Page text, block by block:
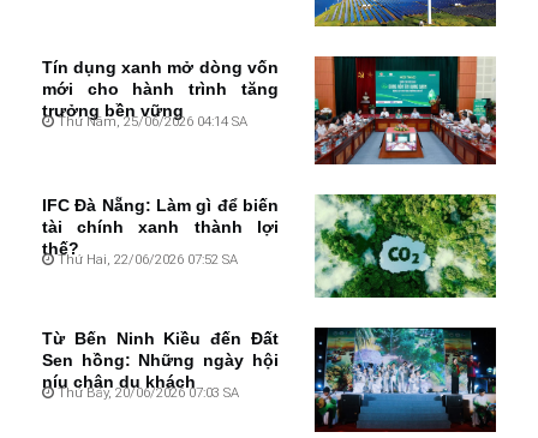
Tín dụng xanh mở dòng vốn
mới cho hành trình tăng
trưởng bền vững
Thứ Năm, 25/06/2026 04:14 SA
IFC Đà Nẵng: Làm gì để biến
tài chính xanh thành lợi
thế?
Thứ Hai, 22/06/2026 07:52 SA
Từ Bến Ninh Kiều đến Đất
Sen hồng: Những ngày hội
níu chân du khách
Thứ Bảy, 20/06/2026 07:03 SA